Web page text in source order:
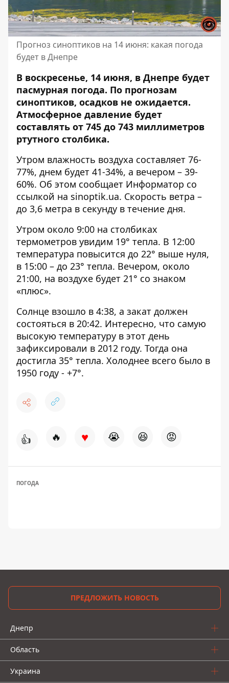
Прогноз синоптиков на 14 июня: какая погода
будет в Днепре
В воскресенье, 14 июня, в Днепре будет
пасмурная погода. По прогнозам
синоптиков, осадков не ожидается.
Атмосферное давление будет
составлять от 745 до 743 миллиметров
ртутного столбика.
Утром влажность воздуха составляет 76-
77%, днем ​​будет 41-34%, а вечером – 39-
60%. Об этом сообщает Информатор со
ссылкой на sinoptik.ua. Скорость ветра –
до 3,6 метра в секунду в течение дня.
Утром около 9:00 на столбиках
термометров увидим 19° тепла. В 12:00
температура повысится до 22° выше нуля,
в 15:00 – до 23° тепла. Вечером, около
21:00, на воздухе будет 21° со знаком
«плюс».
Солнце взошло в 4:38, а закат должен
состояться в 20:42. Интересно, что самую
высокую температуру в этот день
зафиксировали в 2012 году. Тогда она
достигла 35° тепла. Холоднее всего было в
1950 году - +7°.
👍 🔥 ♥ 😭 😆 😡
ПОГОДА
ПРЕДЛОЖИТЬ НОВОСТЬ
Днепр
Область
Украина